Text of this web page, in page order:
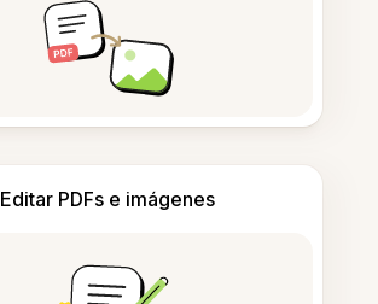
Editar PDFs e imágenes